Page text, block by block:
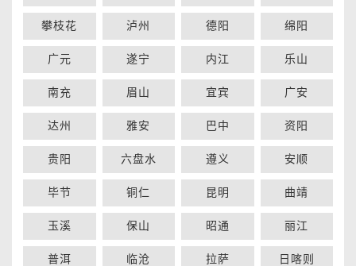
攀枝花 泸州 德阳 绵阳
广元 遂宁 内江 乐山
南充 眉山 宜宾 广安
达州 雅安 巴中 资阳
贵阳 六盘水 遵义 安顺
毕节 铜仁 昆明 曲靖
玉溪 保山 昭通 丽江
普洱 临沧 拉萨 日喀则